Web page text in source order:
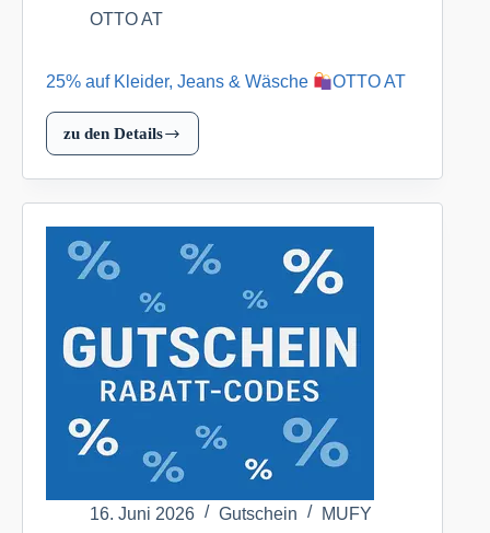
OTTO AT
25% auf Kleider, Jeans & Wäsche OTTO AT
zu den Details
25%
Jeans
OTTO
AT
16. Juni 2026 Gutschein MUFY